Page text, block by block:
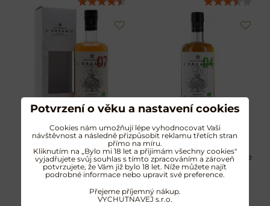
Jean-Luc Pasquet
L’Organic 07
DOPORUČUJEME
100% BIO koňak plný šarmu
bílých květů a elegance
pečícího koření
s DPH
Jean-Luc Pasquet
L’Organic 04
100% BIO koňak plný grepové
šťavnatosti a podmanivého
hrozna
1290 Kč
Potvrzení o věku a nastavení cookies
Cookies nám umožňují lépe vyhodnocovat Vaši
návštěvnost a následně přizpůsobit reklamu třetích stran
přímo na míru.
Kliknutím na „Bylo mi 18 let a přijimám všechny cookies"
vyjadřujete svůj souhlas s tímto zpracováním a zároveň
potvrzujete, že Vám již bylo 18 let. Níže můžete najít
podrobné informace nebo upravit své preference.
Přejeme příjemný nákup.
VYCHUTNAVEJ s.r.o.